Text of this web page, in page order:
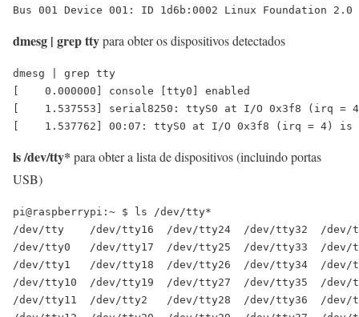
dmesg | grep ttypara obter os dispositivos detectados
dmesg | grep tty
[    0.000000] console [tty0] enabled
[    1.537553] serial8250: ttyS0 at I/O 0x3f8 (irq =
ls /dev/tty* para obter a lista de dispositivos (incluindo portas
USB)
pi@raspberrypi:~ $ ls /dev/tty*
/dev/tty    /dev/tty16  /dev/tty24  /dev/tty32  /dev/
/dev/tty0   /dev/tty17  /dev/tty25  /dev/tty33  /
/dev/tty1   /dev/tty18  /dev/tty26  /dev/tty34  /dev/
/dev/tty10  /dev/tty19  /dev/tty27  /dev/tty35  /dev/
/dev/tty11  /dev/tty2   /dev/tty28  /dev/tty36  /